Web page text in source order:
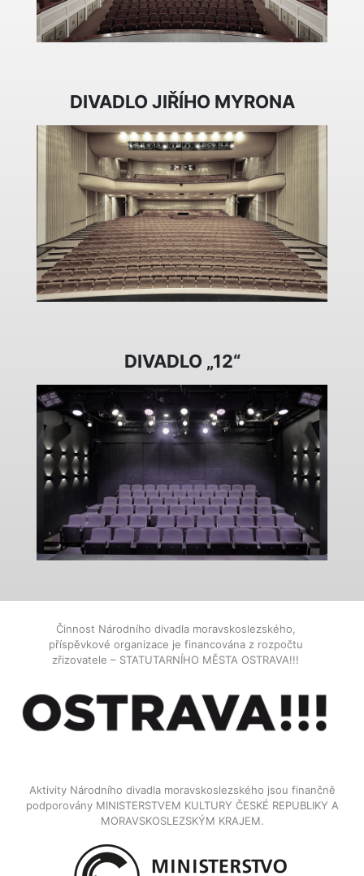
DIVADLO JIŘÍHO MYRONA
DIVADLO „12“
Činnost Národního divadla moravskoslezského,
příspěvkové organizace je financována z rozpočtu
zřizovatele – STATUTARNÍHO MĚSTA OSTRAVA!!!
Aktivity Národního divadla moravskoslezského jsou finančně
podporovány MINISTERSTVEM KULTURY ČESKÉ REPUBLIKY A
MORAVSKOSLEZSKÝM KRAJEM.